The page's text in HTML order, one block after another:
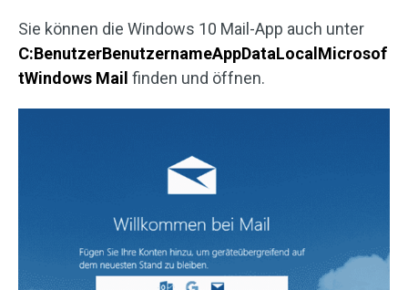
Sie können die Windows 10 Mail-App auch unter
C:BenutzerBenutzernameAppDataLocalMicrosof
tWindows Mail finden und öffnen.